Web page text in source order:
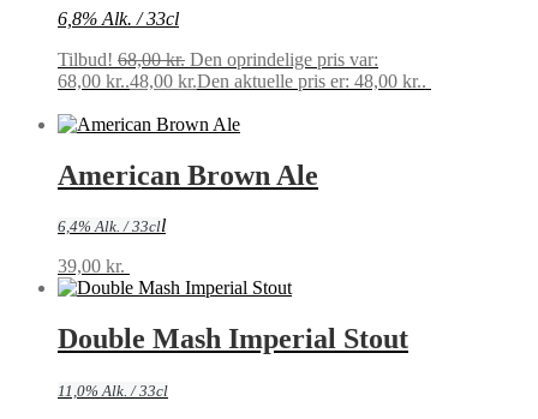
6,8% Alk. / 33cl
Tilbud! 68,00kr. Den oprindelige pris var:
68,00 kr..48,00 kr.Den aktuelle pris er: 48,00 kr..
American Brown Ale
6,4% Alk. / 33cll
39,00 kr.
Double Mash Imperial Stout
11,0% Alk. / 33cl